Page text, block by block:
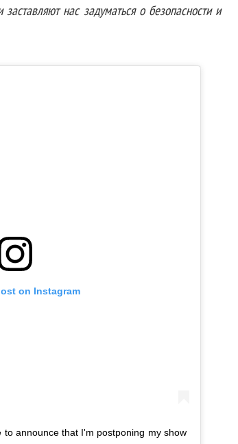
нас задуматься о безопасности и
on Instagram
announce that I'm postponing my show